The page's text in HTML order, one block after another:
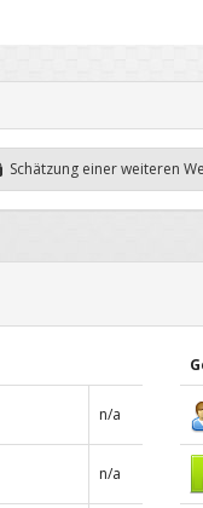
Schätzung einer weiteren
n/a
n/a